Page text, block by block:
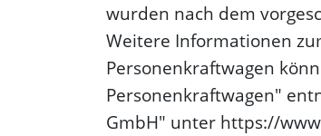
wurden nach dem
Weitere Informationen
Personenkraftwagen
Personenkraftwagen"
GmbH" unter https://